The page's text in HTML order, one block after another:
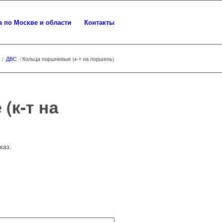
по Москве и области Контакты
/ ДВС /Кольца поршневые (к-т на поршень)
т на